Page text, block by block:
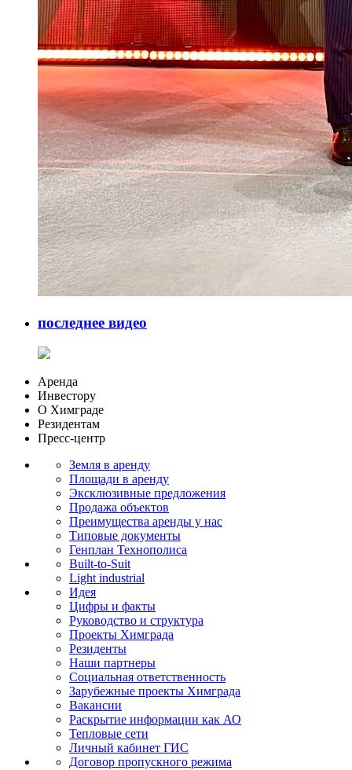
последнее видео
Аренда
Инвестору
О Химграде
Резидентам
Пресс-центр
Земля в аренду
Площади в аренду
Эксклюзивные предложения
Продажа объектов
Преимущества аренды у нас
Типовые документы
Генплан Технополиса
Built-to-Suit
Light industrial
Идея
Цифры и факты
Руководство и структура
Проекты Химграда
Резиденты
Наши партнеры
Социальная ответственность
Зарубежные проекты Химграда
Вакансии
Раскрытие информации как АО
Тепловые сети
Личный кабинет ГИС
Договор пропускного режима